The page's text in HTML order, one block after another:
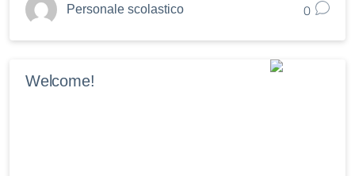
Personale scolastico 0
Welcome!